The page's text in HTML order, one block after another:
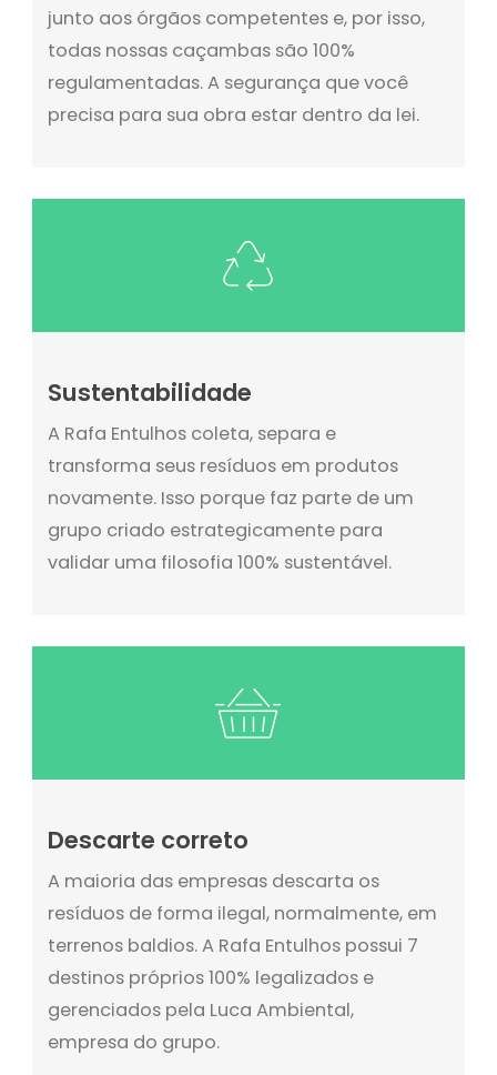
junto aos órgãos competentes e, por isso,
todas nossas caçambas são 100%
regulamentadas. A segurança que você
precisa para sua obra estar dentro da lei.
Sustentabilidade
A Rafa Entulhos coleta, separa e
transforma seus resíduos em produtos
novamente. Isso porque faz parte de um
grupo criado estrategicamente para
validar uma filosofia 100% sustentável.
Descarte correto
A maioria das empresas descarta os
resíduos de forma ilegal, normalmente, em
terrenos baldios. A Rafa Entulhos possui 7
destinos próprios 100% legalizados e
gerenciados pela Luca Ambiental,
empresa do grupo.